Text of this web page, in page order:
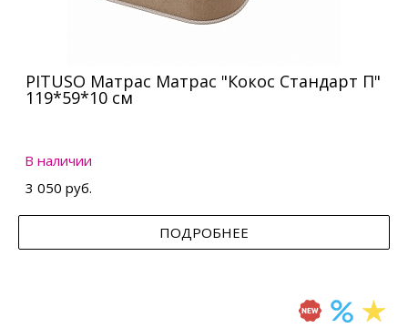
PITUSO Матрас Матрас "Кокос Стандарт П"
119*59*10 см
В наличии
3 050 руб.
ПОДРОБНЕЕ